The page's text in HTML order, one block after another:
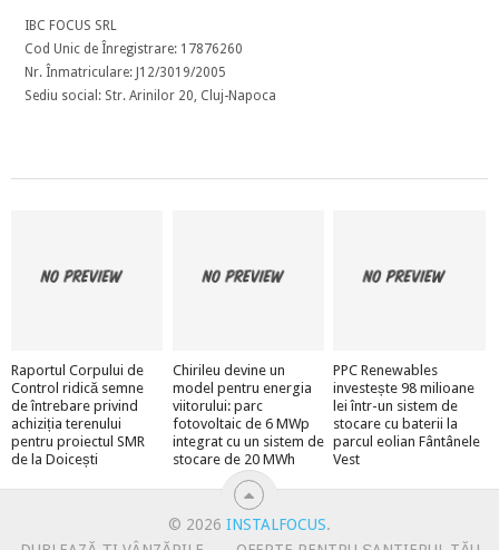
IBC FOCUS SRL
Cod Unic de Înregistrare: 17876260
Nr. Înmatriculare: J12/3019/2005
Sediu social: Str. Arinilor 20, Cluj-Napoca
Raportul Corpului de
Control ridică semne
de întrebare privind
achiziția terenului
pentru proiectul SMR
de la Doicești
Chirileu devine un
model pentru energia
viitorului: parc
fotovoltaic de 6 MWp
integrat cu un sistem de
stocare de 20 MWh
PPC Renewables
investește 98 milioane
lei într-un sistem de
stocare cu baterii la
parcul eolian Fântânele
Vest
© 2026 INSTALFOCUS.